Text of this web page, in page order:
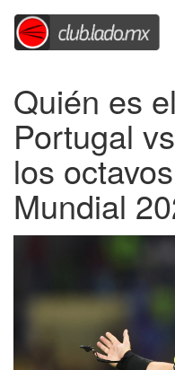
Quién es
Portugal
los
Mundial